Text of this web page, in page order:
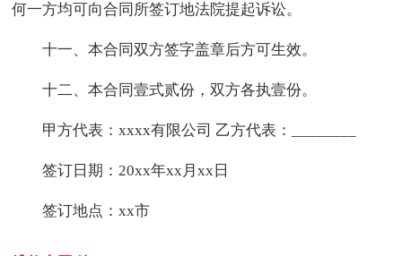
何一方均可向合同所签订地法院提起诉讼。
十一、本合同双方签字盖章后方可生效。
十二、本合同壹式贰份，双方各执壹份。
甲方代表：xxxx有限公司 乙方代表：________
签订日期：20xx年xx月xx日
签订地点：xx市